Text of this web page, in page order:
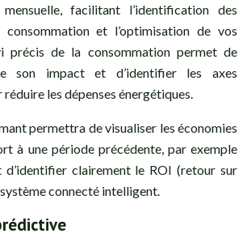
facilitant l’identification des
et l’optimisation de vos
précis de la consommation permet de
son impact et d’identifier les axes
les dépenses énergétiques.
permettra de visualiser les économies
à une période précédente, par exemple
d’identifier clairement le ROI (retour sur
connecté intelligent.